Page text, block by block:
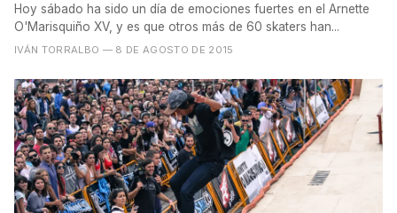
Hoy sábado ha sido un día de emociones fuertes en el Arnette
O'Marisquiño XV, y es que otros más de 60 skaters han...
IVÁN TORRALBO — 8 DE AGOSTO DE 2015